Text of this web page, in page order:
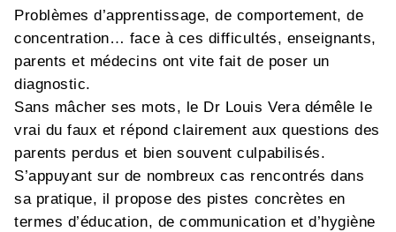
Problèmes d’apprentissage, de comportement, de
concentration… face à ces difficultés, enseignants,
parents et médecins ont vite fait de poser un
diagnostic.
Sans mâcher ses mots, le Dr Louis Vera démêle le
vrai du faux et répond clairement aux questions des
parents perdus et bien souvent culpabilisés.
S’appuyant sur de nombreux cas rencontrés dans
sa pratique, il propose des pistes concrètes en
termes d’éducation, de communication et d’hygiène